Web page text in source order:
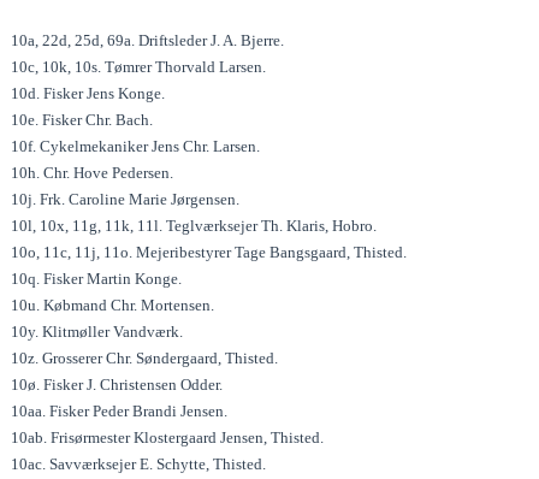
10a, 22d, 25d, 69a. Driftsleder J. A. Bjerre.
10c, 10k, 10s. Tømrer Thorvald Larsen.
10d. Fisker Jens Konge.
10e. Fisker Chr. Bach.
10f. Cykelmekaniker Jens Chr. Larsen.
10h. Chr. Hove Pedersen.
10j. Frk. Caroline Marie Jørgensen.
10l, 10x, 11g, 11k, 11l. Teglværksejer Th. Klaris, Hobro.
10o, 11c, 11j, 11o. Mejeribestyrer Tage Bangsgaard, Thisted.
10q. Fisker Martin Konge.
10u. Købmand Chr. Mortensen.
10y. Klitmøller Vandværk.
10z. Grosserer Chr. Søndergaard, Thisted.
10ø. Fisker J. Christensen Odder.
10aa. Fisker Peder Brandi Jensen.
10ab. Frisørmester Klostergaard Jensen, Thisted.
10ac. Savværksejer E. Schytte, Thisted.